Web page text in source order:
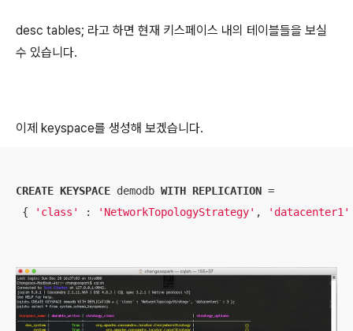
desc tables; 라고 하면 현재 키스페이스 내의 테이블들을 보실
수 있습니다.
이제 keyspace를 생성해 보겠습니다.
CREATE KEYSPACE demodb WITH REPLICATION =
{
'class' : 'NetworkTopologyStrategy' , 'datacenter1'